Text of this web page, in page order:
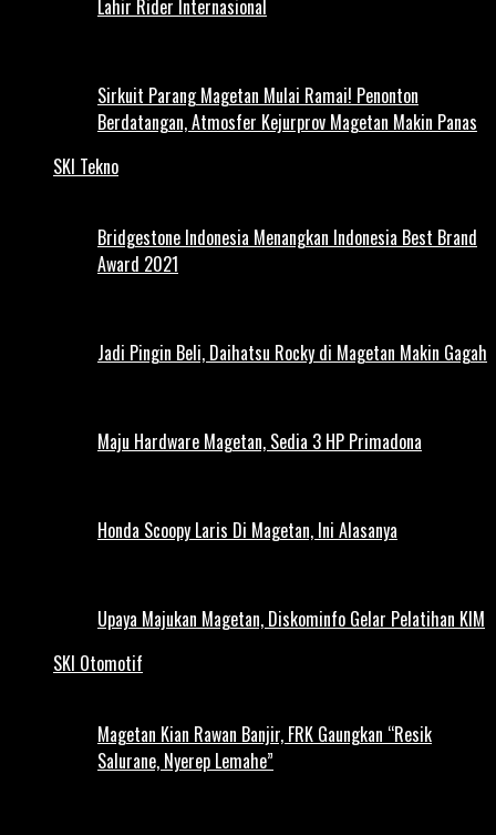
Lahir Rider Internasional
Sirkuit Parang Magetan Mulai Ramai! Penonton
Berdatangan, Atmosfer Kejurprov Magetan Makin Panas
SKI Tekno
Bridgestone Indonesia Menangkan Indonesia Best Brand
Award 2021
Jadi Pingin Beli, Daihatsu Rocky di Magetan Makin Gagah
Maju Hardware Magetan, Sedia 3 HP Primadona
Honda Scoopy Laris Di Magetan, Ini Alasanya
Upaya Majukan Magetan, Diskominfo Gelar Pelatihan KIM
SKI Otomotif
Magetan Kian Rawan Banjir, FRK Gaungkan “Resik
Salurane, Nyerep Lemahe”